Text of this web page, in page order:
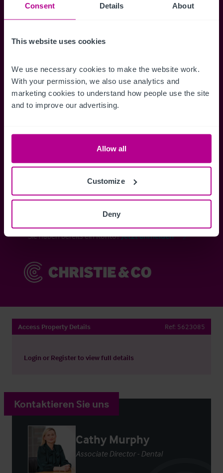
Consent Details About
This website uses cookies
We use necessary cookies to make the website work.
With your permission, we also use analytics and
marketing cookies to understand how people use the site
and to improve our advertising.
Allow all
Customize
Deny
Benachrichtigungen für neuen Objekten zu
Zugriff auf alle
Informationen
Verkaufsmandate - exklusiv für
Speichern
Suchkriterien
Sie haben bereits ein Konto? Jetzt anmelden
Access Property Details Ref: 5623085
Login or Registerto view full details
Kontaktieren Sie uns
Cathy Murphy
Associate Director - Dental